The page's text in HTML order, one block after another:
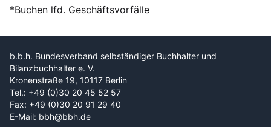
*Buchen lfd. Geschäftsvorfälle
b.b.h. Bundesverband selbständiger Buchhalter und
Bilanzbuchhalter e. V.
Kronenstraße 19, 10117 Berlin
Tel.: +49 (0)30 20 45 52 57
Fax: +49 (0)30 20 91 29 40
E-Mail: bbh@bbh.de